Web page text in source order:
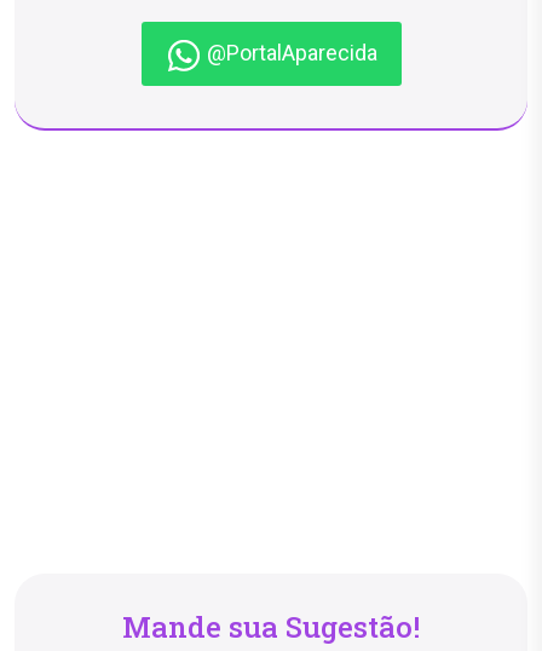
@PortalAparecida
Mande sua Sugestão!